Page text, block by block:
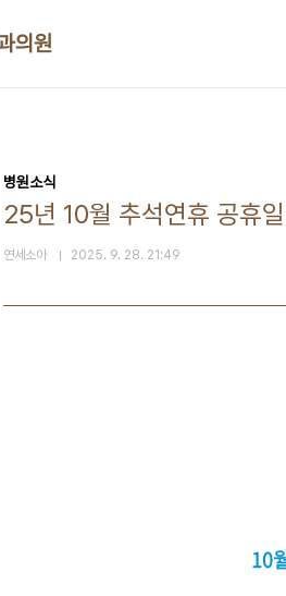
의원
병원소식
25년 10월 추석연휴 공휴
연세소아 2025. 9. 28. 21:49
10